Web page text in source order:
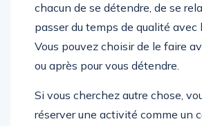
chacun de se détendre, de se
passer du temps de qualité avec
Vous pouvez choisir de le faire
ou après pour vous détendre.
Si vous cherchez autre chose,
réserver une activité comme un